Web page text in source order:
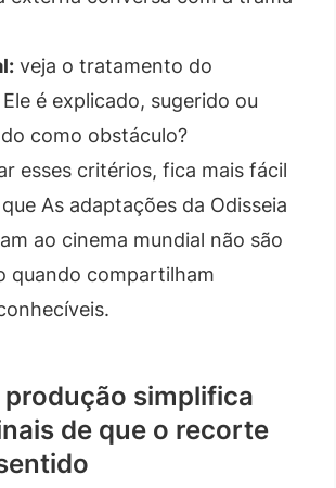
veja o tratamento do
é explicado, sugerido ou
como obstáculo?
esses critérios, fica mais fácil
As adaptações da Odisseia
ao cinema mundial não são
quando compartilham
produção simplifica
de que o recorte